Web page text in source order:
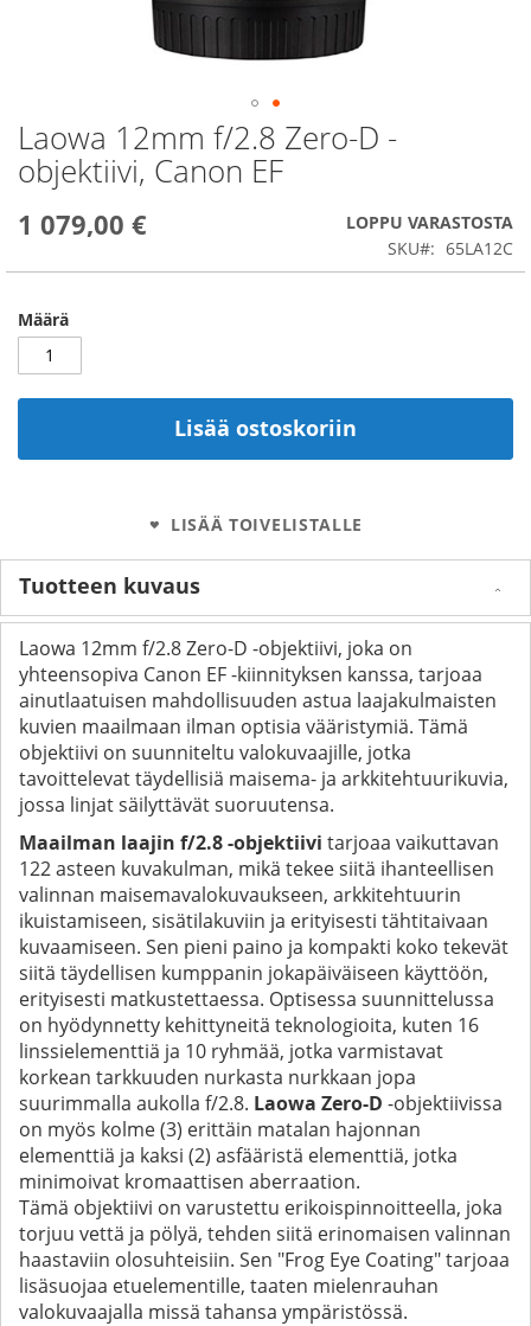
Laowa 12mm f/2.8 Zero-D -
objektiivi, Canon EF
1 079,00 €
LOPPU VARASTOSTA
SKU
65LA12C
Määrä
Lisää ostoskoriin
LISÄÄ TOIVELISTALLE
Skip
to
the
of
Tuotteen kuvaus
Laowa 12mm f/2.8 Zero-D -objektiivi, joka on
yhteensopiva Canon EF -kiinnityksen kanssa, tarjoaa
ainutlaatuisen mahdollisuuden astua laajakulmaisten
kuvien maailmaan ilman optisia vääristymiä. Tämä
objektiivi on suunniteltu valokuvaajille, jotka
tavoittelevat täydellisiä maisema- ja arkkitehtuurikuvia,
jossa linjat säilyttävät suoruutensa.
Maailman laajin f/2.8 -objektiivi tarjoaa vaikuttavan
122 asteen kuvakulman, mikä tekee siitä ihanteellisen
valinnan maisemavalokuvaukseen, arkkitehtuurin
ikuistamiseen, sisätilakuviin ja erityisesti tähtitaivaan
kuvaamiseen. Sen pieni paino ja kompakti koko tekevät
siitä täydellisen kumppanin jokapäiväiseen käyttöön,
erityisesti matkustettaessa. Optisessa suunnittelussa
on hyödynnetty kehittyneitä teknologioita, kuten 16
linssielementtiä ja 10 ryhmää, jotka varmistavat
korkean tarkkuuden nurkasta nurkkaan jopa
suurimmalla aukolla f/2.8. Laowa Zero-D -objektiivissa
on myös kolme (3) erittäin matalan hajonnan
elementtiä ja kaksi (2) asfääristä elementtiä, jotka
minimoivat kromaattisen aberraation.
Tämä objektiivi on varustettu erikoispinnoitteella, joka
torjuu vettä ja pölyä, tehden siitä erinomaisen valinnan
haastaviin olosuhteisiin. Sen "Frog Eye Coating" tarjoaa
lisäsuojaa etuelementille, taaten mielenrauhan
valokuvaajalla missä tahansa ympäristössä.